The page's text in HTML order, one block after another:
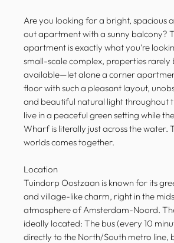
Are you looking for a bright, spacious
out apartment with a sunny balcony?
apartment is exactly what you’re
small-scale complex, properties rarely
available—let alone a corner
floor with such a pleasant layout,
and beautiful natural light throughout
live in a peaceful green setting while
Wharf is literally just across the water.
worlds comes together.
Location
Tuindorp Oostzaan is known for its
and village-like charm, right in the
atmosphere of Amsterdam-Noord.
ideally located: The bus (every 10
directly to the North/South metro line,